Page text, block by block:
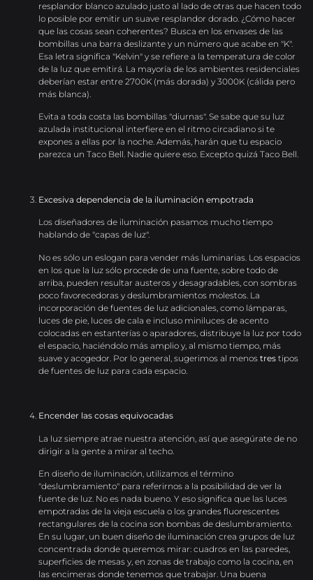
resplandor blanco azulado justo al lado de otras que hacen todo
lo posible por emitir un suave resplandor dorado. ¿Cómo hacer
que las cosas sean coherentes? Busca en los envases de las
bombillas una barra deslizante y un número que acabe en "K".
Esa letra significa "Kelvin" y se refiere a la temperatura de color
de la luz que emitirá. La mayoría de los ambientes residenciales
deberían estar entre 2700K (más dorada) y 3000K (cálida pero
más blanca).
Evita a toda costa las bombillas "diurnas". Se sabe que su luz
azulada institucional interfiere en el ritmo circadiano si te
expones a ellas por la noche. Además, harán que tu espacio
parezca un Taco Bell. Nadie quiere eso. Excepto quizá Taco Bell.
Excesiva dependencia de la iluminación empotrada
Los diseñadores de iluminación pasamos mucho tiempo
hablando de "capas de luz".
No es sólo un eslogan para vender más luminarias. Los espacios
en los que la luz sólo procede de una fuente, sobre todo de
arriba, pueden resultar austeros y desagradables, con sombras
poco favorecedoras y deslumbramientos molestos. La
incorporación de fuentes de luz adicionales, como lámparas,
luces de pie, luces de cala e incluso miniluces de acento
colocadas en estanterías o aparadores, distribuye la luz por todo
el espacio, haciéndolo más amplio y, al mismo tiempo, más
suave y acogedor. Por lo general, sugerimos al menos tres tipos
de fuentes de luz para cada espacio.
Encender las cosas equivocadas
La luz siempre atrae nuestra atención, así que asegúrate de no
dirigir a la gente a mirar al techo.
En diseño de iluminación, utilizamos el término
"deslumbramiento" para referirnos a la posibilidad de ver la
fuente de luz. No es nada bueno. Y eso significa que las luces
empotradas de la vieja escuela o los grandes fluorescentes
rectangulares de la cocina son bombas de deslumbramiento.
En su lugar, un buen diseño de iluminación crea grupos de luz
concentrada donde queremos mirar: cuadros en las paredes,
superficies de mesas y, en zonas de trabajo como la cocina, en
las encimeras donde tenemos que trabajar. Una buena